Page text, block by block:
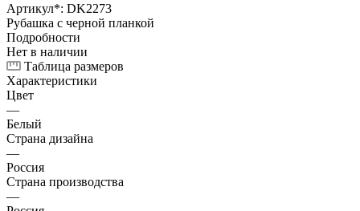
Артикул*: DK2273
Рубашка c черной планкой
Подробности
Нет в наличии
Таблица размеров
Характеристики
Цвет
—
Белый
Страна дизайна
—
Россия
Страна производства
—